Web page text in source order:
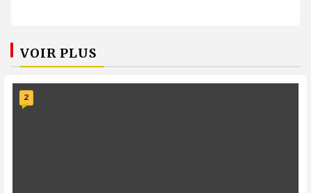
VOIR PLUS
2